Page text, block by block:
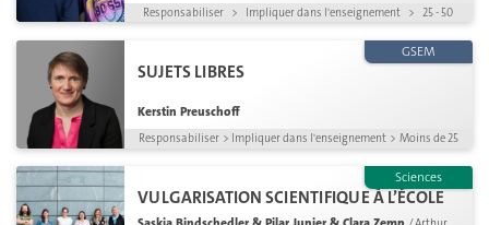
Responsabiliser > Impliquer dans l'enseignement > 25 - 50
SUJETS LIBRES
Kerstin Preuschoff
GSEM
Responsabiliser > Impliquer dans l'enseignement > Moins de 25
VULGARISATION SCIENTIFIQUE À L’ÉCOLE
Sciences